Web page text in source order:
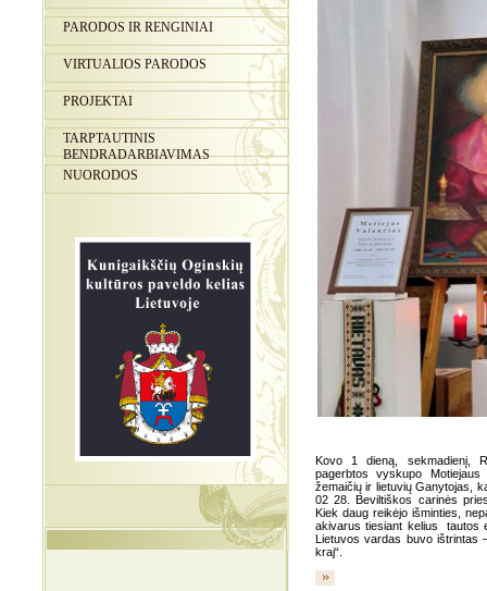
PARODOS IR RENGINIAI
VIRTUALIOS PARODOS
PROJEKTAI
TARPTAUTINIS
BENDRADARBIAVIMAS
NUORODOS
Kovo 1 dieną, sekmadienį,
pagerbtos vyskupo
žemaičių ir lietuvių Ganytojas,
02 28. Beviltiškos carinės
Kiek daug reikėjo išminties,
akivarus tiesiant kelius tautos
Lietuvos vardas buvo ištrintas
kraj“.